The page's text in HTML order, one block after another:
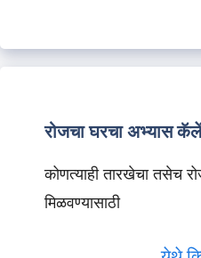
रोजचा घरचा अभ्यास
कोणत्याही तारखेचा तसेच
मिळवण्यासाठी